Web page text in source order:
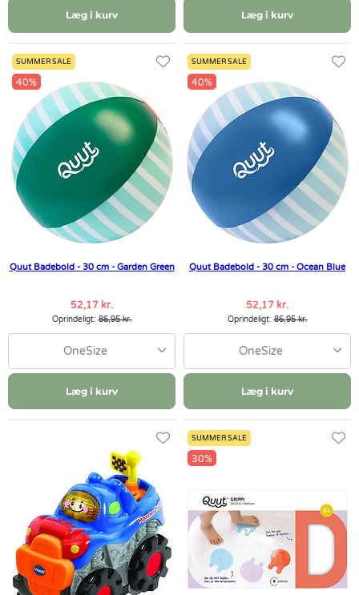
Læg i kurv Læg i kurv
SUMMER SALE
40%
Quut Badebold - 30 cm - Garden Green
52,17 kr.
Oprindeligt:86,95 kr.
OneSize
Læg i kurv
SUMMER SALE
40%
Quut Badebold - 30 cm - Ocean Blue
52,17 kr.
Oprindeligt:86,95 kr.
OneSize
Læg i kurv
SUMMER SALE
30%